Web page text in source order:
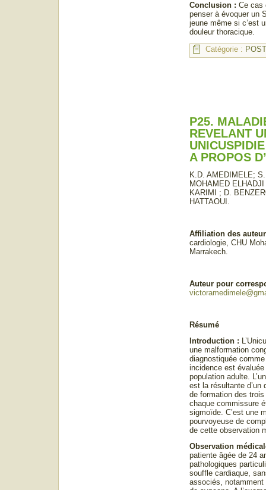
Conclusion : Ce cas
penser à évoquer un
jeune même si c’est
douleur thoracique.
Catégorie :
P25.
REVELANT
A PROPOS
K.D. AMEDIMELE;
MOHAMED
KARIMI ; D.
HATTAOUI.
Affiliation des
cardiologie, CHU
Marrakech.
Auteur pour
Résumé
Introduction :
une malformation
diagnostiquée
incidence est
population adulte.
est la résultante d’un
de formation des
chaque commissure
sigmoïde. C’est une
pourvoyeuse de
de cette observation
Observation
patiente âgée de 24
pathologiques
souffle cardiaque,
associés,